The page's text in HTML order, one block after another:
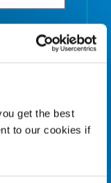
get the best
to our cookies if
Empty